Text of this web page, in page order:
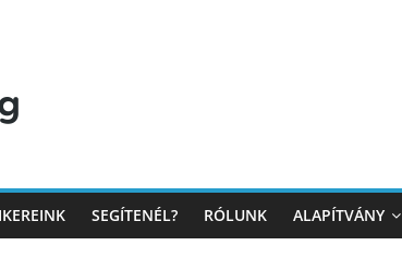
SEGÍTENÉL? RÓLUNK ALAPÍTVÁNY